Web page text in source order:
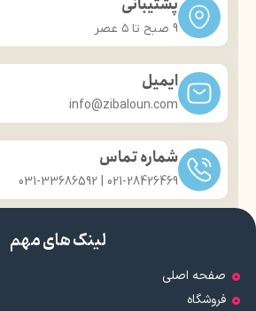
پشتیبانی
9 صبح تا ۵ عصر
ایمیل
info@zibaloun.com
شماره تماس
021-28426469 | 031-33686592
لینک های مهم
صفحه اصلی
فروشگاه